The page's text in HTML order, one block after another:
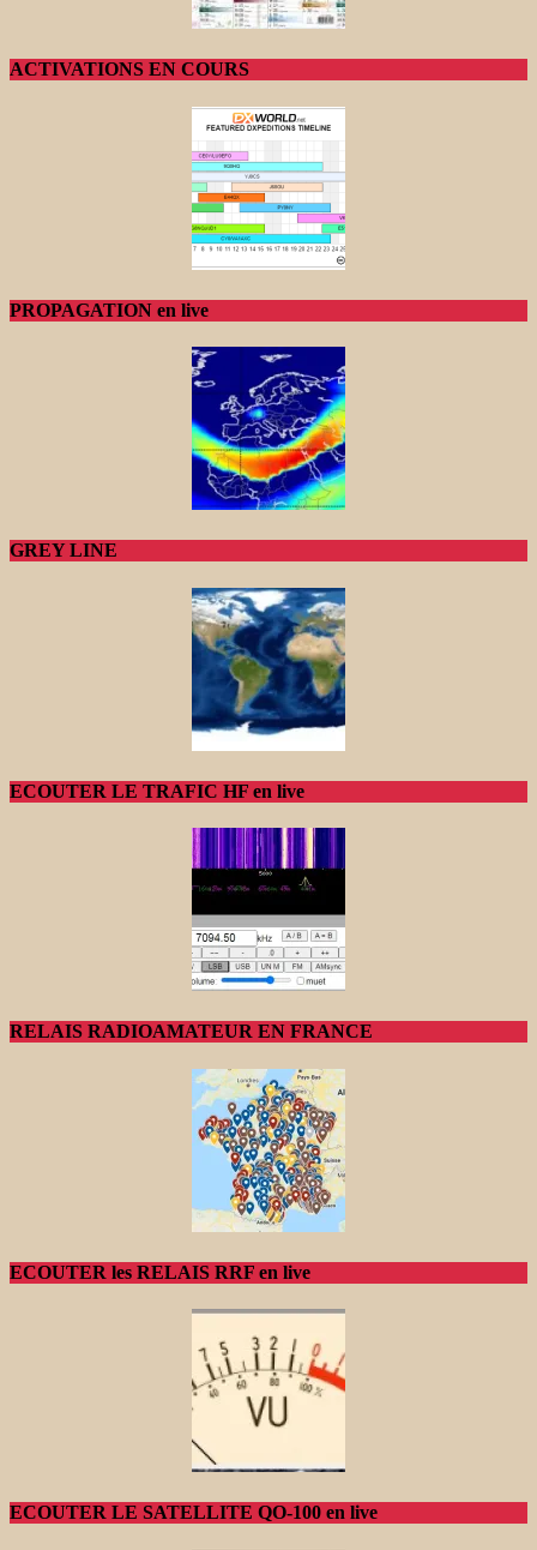
ACTIVATIONS EN COURS
PROPAGATION en live
GREY LINE
ECOUTER LE TRAFIC HF en live
RELAIS RADIOAMATEUR EN FRANCE
ECOUTER les RELAIS RRF en live
ECOUTER LE SATELLITE QO-100 en live